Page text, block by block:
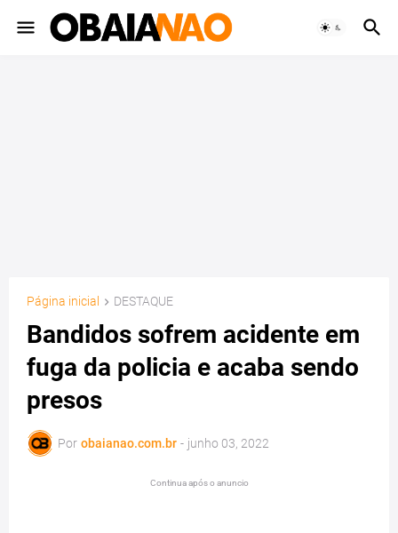
Página inicial DESTAQUE
Bandidos sofrem acidente em
fuga da policia e acaba sendo
presos
Por obaianao.com.br - junho 03, 2022
Continua após o anuncio